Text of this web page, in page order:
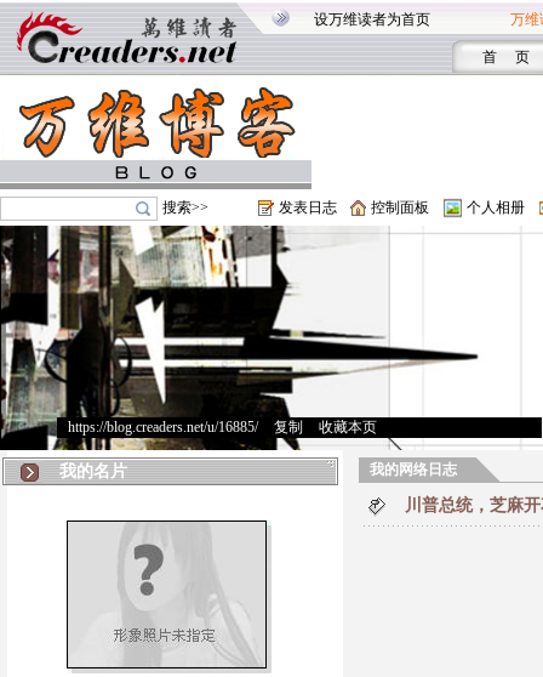
设万维读者为首页 万维
首 页
搜索>> 发表日志 控制面板 个人相册
https://blog.creaders.net/u/16885/> 复制 收藏本页
我的名片 我的网络日志
川普总统，芝麻